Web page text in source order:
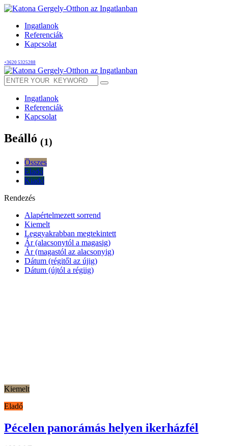
Ingatlanok
Referenciák
Kapcsolat
+3620 5325288
Ingatlanok
Referenciák
Kapcsolat
Beálló (1)
Összes
Eladó
Kiadó
Rendezés
Alapértelmezett sorrend
Kiemelt
Leggyakrabban megtekintett
Ár (alacsonytól a magasig)
Ár (magastól az alacsonyig)
Dátum (régitől az újig)
Dátum (újtól a régiig)
Kiemelt
Eladó
Pécelen panorámás helyen ikerházfél